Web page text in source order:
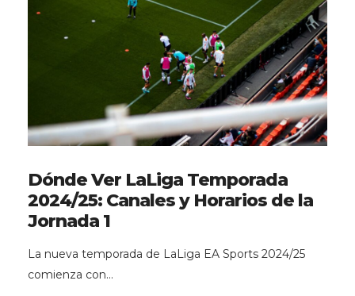
Dónde Ver LaLiga Temporada
2024/25: Canales y Horarios de la
Jornada 1
La nueva temporada de LaLiga EA Sports 2024/25
comienza con…